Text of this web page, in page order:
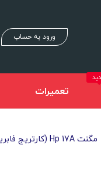
ورود به حساب
تعمیرات
مگنت Hp 17A (کارتریج فابریک)